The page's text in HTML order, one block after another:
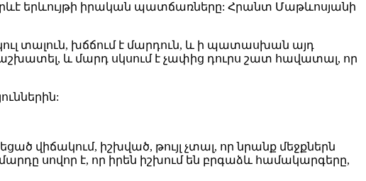
երևույթի իրական պատճառները: Հրանտ Մաթևոսյանի
տալուն, խճճում է մարդուն, և ի պատասխան այդ
և մարդ սկսում է չափից դուրս շատ հավատալ, որ
վիճակում, իշխված, թույլ չտալ, որ նրանք մեջքներն
սովոր է, որ իրեն իշխում են բրգաձև համակարգերը,